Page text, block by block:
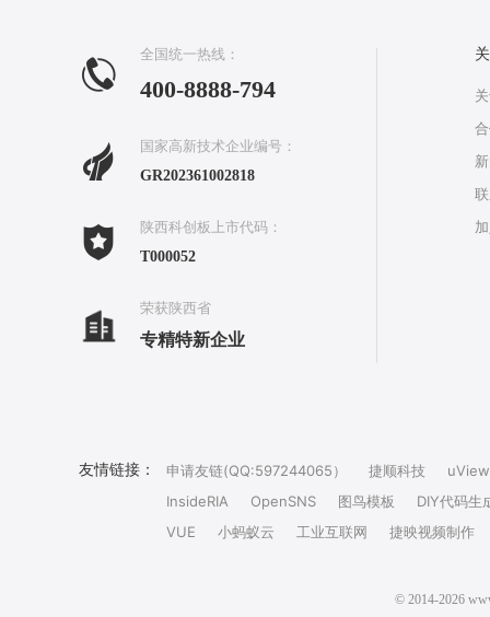
全国统一热线：
400-8888-794
国家高新技术企业编号：
GR202361002818
陕西科创板上市代码：
T000052
荣获陕西省
专精特新企业
友情链接： 申请友链(QQ:597244065） 捷顺科技
uView
InsideRIA
OpenSNS 图鸟模板
DIY代码生
VUE
小蚂蚁云 工业互联网 捷映视频制作
© 2014-2026